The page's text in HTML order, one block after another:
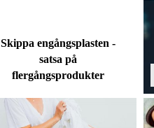
Skippa engångsplasten -
satsa på
flergångsprodukter